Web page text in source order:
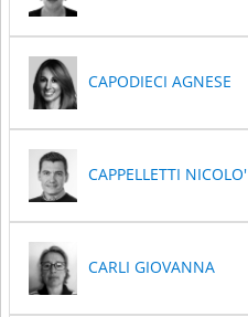
CAPODIECI AGNESE
CAPPELLETTI NICOLO'
CARLI GIOVANNA